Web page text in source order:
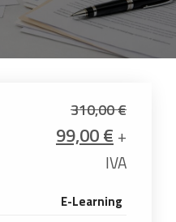
310,00€
Il prezzo
99,00€Il+
IVA
E-Learning